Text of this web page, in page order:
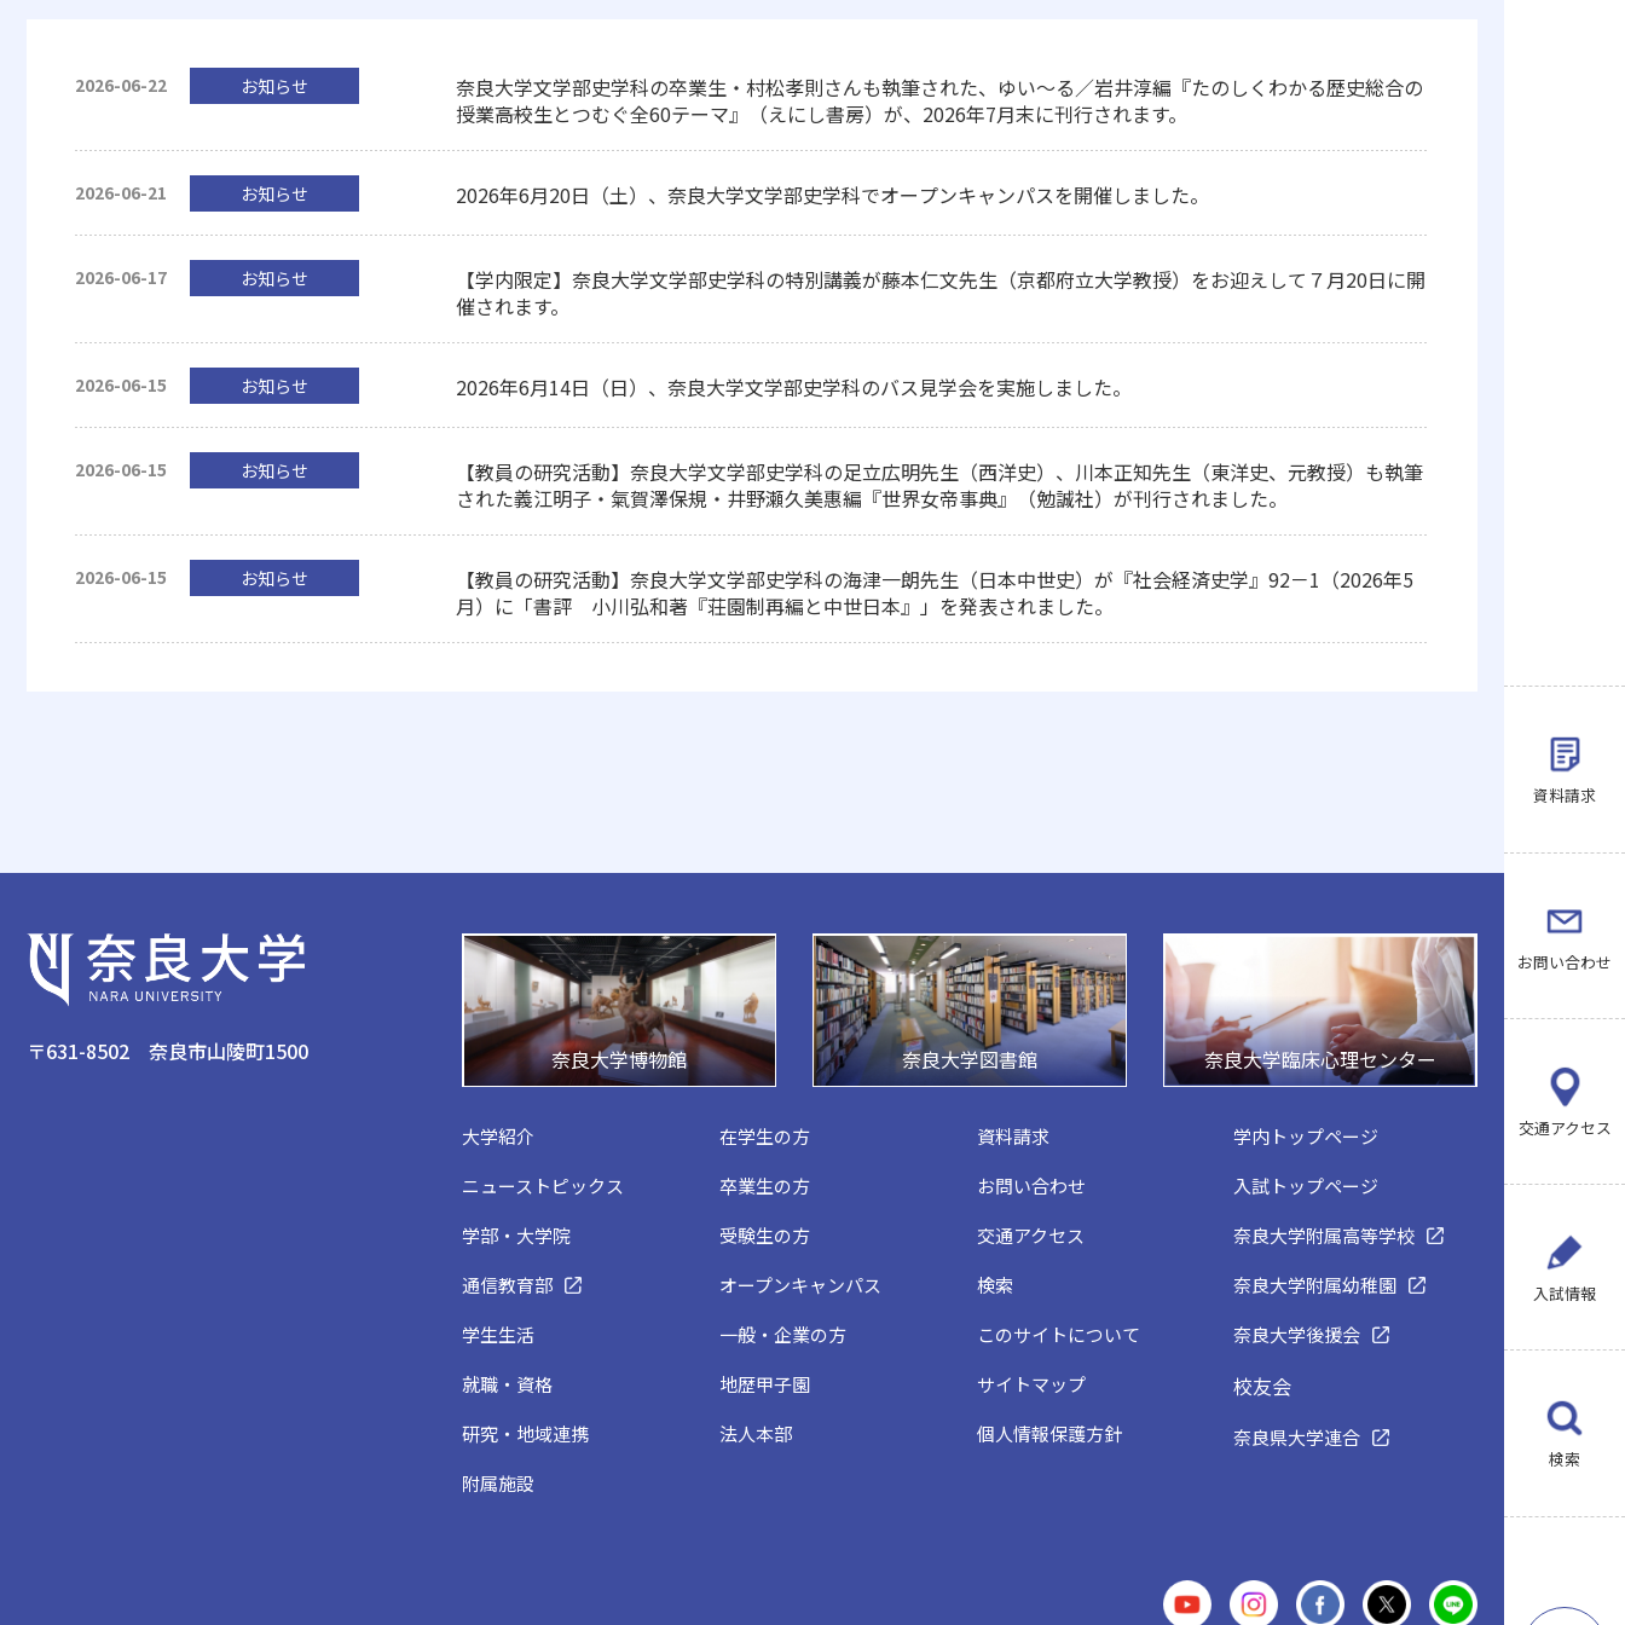
資料請求
お問い合わせ
交通アクセス
入試情報
検索
2026-06-22 お知らせ
奈良大学文学部史学科の卒業生・村松孝則さんも執筆された、ゆい～る／岩井淳編『たのしくわかる歴史総合の
授業――高校生とつむぐ全60テーマ』（えにし書房）が、2026年7月末に刊行されます。
2026-06-21 お知らせ 2026年6月20日（土）、奈良大学文学部史学科でオープンキャンパスを開催しました。
2026-06-17 お知らせ
【学内限定】奈良大学文学部史学科の特別講義が藤本仁文先生（京都府立大学教授）をお迎えして７月20日に開
催されます。
2026-06-15 お知らせ 2026年6月14日（日）、奈良大学文学部史学科のバス見学会を実施しました。
2026-06-15 お知らせ
【教員の研究活動】奈良大学文学部史学科の足立広明先生（西洋史）、川本正知先生（東洋史、元教授）も執筆
された義江明子・氣賀澤保規・井野瀬久美惠編『世界女帝事典』（勉誠社）が刊行されました。
2026-06-15 お知らせ
【教員の研究活動】奈良大学文学部史学科の海津一朗先生（日本中世史）が『社会経済史学』92－1（2026年5
月）に「書評 小川弘和著『荘園制再編と中世日本』」を発表されました。
〒631-8502 奈良市山陵町1500 奈良大学博物館 奈良大学図書館 奈良大学臨床心理センター
大学紹介
ニューストピックス
学部・大学院
通信教育部
学生生活
就職・資格
研究・地域連携
附属施設
在学生の方
卒業生の方
受験生の方
オープンキャンパス
一般・企業の方
地歴甲子園
法人本部
資料請求
お問い合わせ
交通アクセス
検索
このサイトについて
サイトマップ
個人情報保護方針
学内トップページ
入試トップページ
奈良大学附属高等学校
奈良大学附属幼稚園
奈良大学後援会
校友会
奈良県大学連合